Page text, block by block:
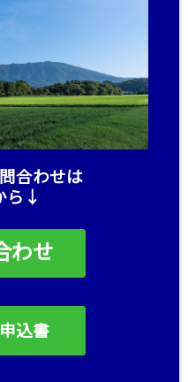
合わせは
ら↓
わせ
込書